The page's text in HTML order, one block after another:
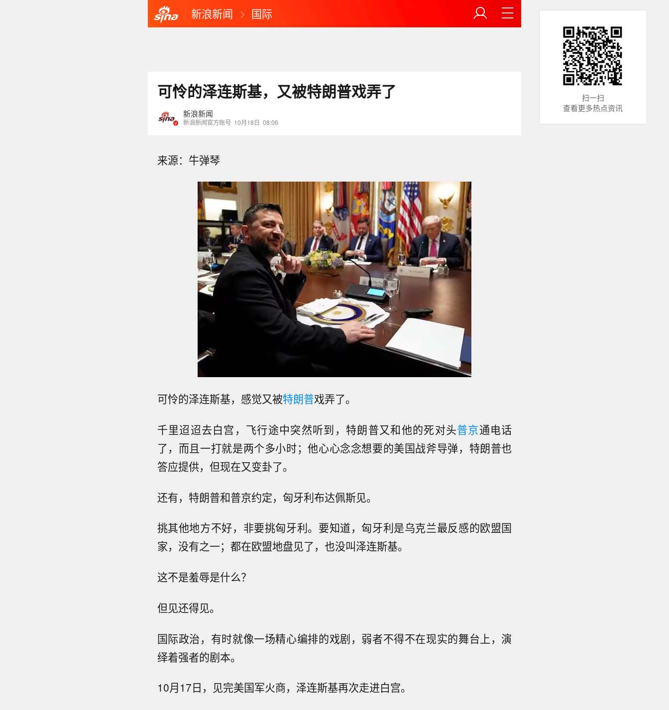
新浪新闻 国际
可怜的泽连斯基，又被特朗普戏弄了
新浪新闻
新浪新闻官方账号 10月18日 08:06
来源：牛弹琴
可怜的泽连斯基，感觉又被特朗普戏弄了。
千里迢迢去白宫，飞行途中突然听到，特朗普又和他的死对头普京通电话
了，而且一打就是两个多小时；他心心念念想要的美国战斧导弹，特朗普也
答应提供，但现在又变卦了。
还有，特朗普和普京约定，匈牙利布达佩斯见。
挑其他地方不好，非要挑匈牙利。要知道，匈牙利是乌克兰最反感的欧盟国
家，没有之一；都在欧盟地盘见了，也没叫泽连斯基。
这不是羞辱是什么？
但见还得见。
国际政治，有时就像一场精心编排的戏剧，弱者不得不在现实的舞台上，演
绎着强者的剧本。
10月17日，见完美国军火商，泽连斯基再次走进白宫。
扫一扫
查看更多热点资讯